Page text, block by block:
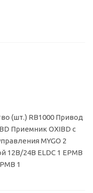
(шт.) RB1000 Привод
Приемник OXIBD с
MYGO 2
12В/24В ELDC 1 EPMB
1